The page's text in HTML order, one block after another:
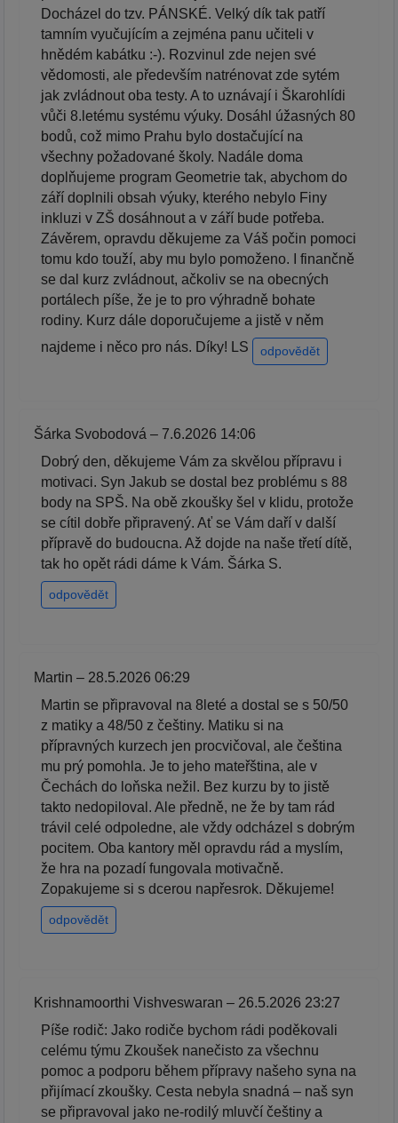
Docházel do tzv. PÁNSKÉ. Velký dík tak patří
tamním vyučujícím a zejména panu učiteli v
hnědém kabátku :-). Rozvinul zde nejen své
vědomosti, ale především natrénovat zde sytém
jak zvládnout oba testy. A to uznávají i Škarohlídi
vůči 8.letému systému výuky. Dosáhl úžasných 80
bodů, což mimo Prahu bylo dostačující na
všechny požadované školy. Nadále doma
doplňujeme program Geometrie tak, abychom do
září doplnili obsah výuky, kterého nebylo Finy
inkluzi v ZŠ dosáhnout a v září bude potřeba.
Závěrem, opravdu děkujeme za Váš počin pomoci
tomu kdo touží, aby mu bylo pomoženo. I finančně
se dal kurz zvládnout, ačkoliv se na obecných
portálech píše, že je to pro výhradně bohate
rodiny. Kurz dále doporučujeme a jistě v něm
najdeme i něco pro nás. Díky! LS
odpovědět
Šárka Svobodová – 7.6.2026 14:06
Dobrý den, děkujeme Vám za skvělou přípravu i
motivaci. Syn Jakub se dostal bez problému s 88
body na SPŠ. Na obě zkoušky šel v klidu, protože
se cítil dobře připravený. Ať se Vám daří v další
přípravě do budoucna. Až dojde na naše třetí dítě,
tak ho opět rádi dáme k Vám. Šárka S.
odpovědět
Martin – 28.5.2026 06:29
Martin se připravoval na 8leté a dostal se s 50/50
z matiky a 48/50 z češtiny. Matiku si na
přípravných kurzech jen procvičoval, ale čeština
mu prý pomohla. Je to jeho mateřština, ale v
Čechách do loňska nežil. Bez kurzu by to jistě
takto nedopiloval. Ale předně, ne že by tam rád
trávil celé odpoledne, ale vždy odcházel s dobrým
pocitem. Oba kantory měl opravdu rád a myslím,
že hra na pozadí fungovala motivačně.
Zopakujeme si s dcerou napřesrok. Děkujeme!
odpovědět
Krishnamoorthi Vishveswaran – 26.5.2026 23:27
Píše rodič: Jako rodiče bychom rádi poděkovali
celému týmu Zkoušek nanečisto za všechnu
pomoc a podporu během přípravy našeho syna na
přijímací zkoušky. Cesta nebyla snadná – naš syn
se připravoval jako ne-rodilý mluvčí češtiny a